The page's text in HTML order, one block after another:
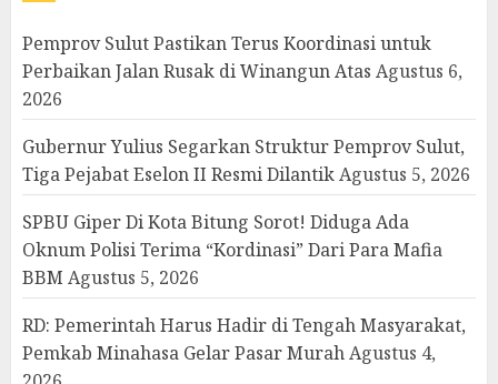
Pemprov Sulut Pastikan Terus Koordinasi untuk
Perbaikan Jalan Rusak di Winangun Atas Agustus 6,
2026
Gubernur Yulius Segarkan Struktur Pemprov Sulut,
Tiga Pejabat Eselon II Resmi DilantikAgustus 5, 2026
SPBU Giper Di Kota Bitung Sorot! Diduga Ada
Oknum Polisi Terima “Kordinasi” Dari Para Mafia
BBM Agustus 5, 2026
RD: Pemerintah Harus Hadir di Tengah Masyarakat,
Pemkab Minahasa Gelar Pasar MurahAgustus 4,